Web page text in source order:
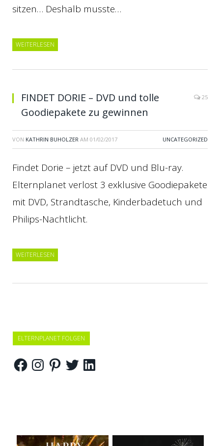
sitzen… Deshalb musste…
WEITERLESEN
FINDET DORIE – DVD und tolle
Goodiepakete zu gewinnen
25
VON KATHRIN BUHOLZER AM 01/02/2017 UNCATEGORIZED
Findet Dorie – jetzt auf DVD und Blu-ray.
Elternplanet verlost 3 exklusive Goodiepakete
mit DVD, Strandtasche, Kinderbadetuch und
Philips-Nachtlicht.
WEITERLESEN
ELTERNPLANET FOLGEN
FacebookInstagramPinterestTwitterLinkedIn